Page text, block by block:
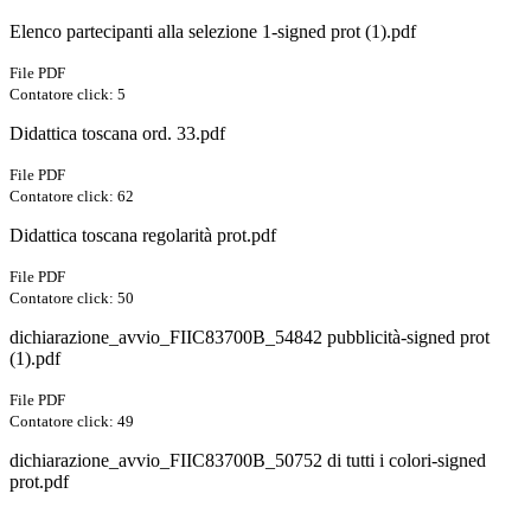
Elenco partecipanti alla selezione 1-signed prot (1).pdf
File PDF
Contatore click: 5
Didattica toscana ord. 33.pdf
File PDF
Contatore click: 62
Didattica toscana regolarità prot.pdf
File PDF
Contatore click: 50
dichiarazione_avvio_FIIC83700B_54842 pubblicità-signed prot
(1).pdf
File PDF
Contatore click: 49
dichiarazione_avvio_FIIC83700B_50752 di tutti i colori-signed
prot.pdf